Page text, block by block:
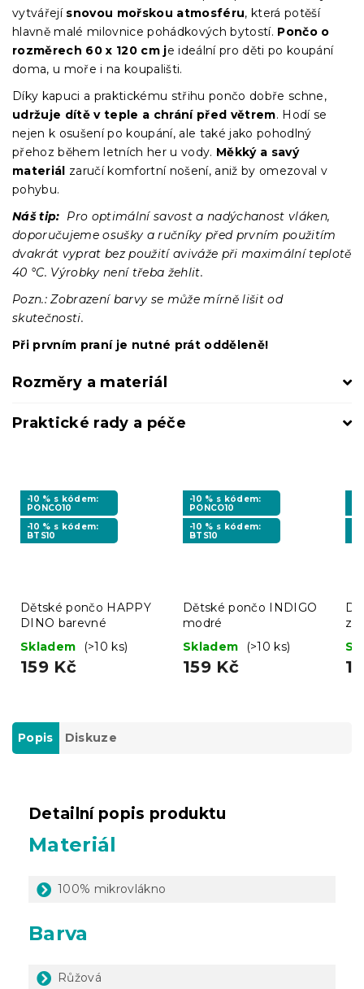
vytvářejí snovou mořskou atmosféru, která potěší
hlavně malé milovnice pohádkových bytostí. Pončo o
rozměrech 60 x 120 cm je ideální pro děti po koupání
doma, u moře i na koupališti.
Díky kapuci a praktickému střihu pončo dobře schne,
udržuje dítě v teple a chrání před větrem. Hodí se
nejen k osušení po koupání, ale také jako pohodlný
přehoz během letních her u vody. Měkký a savý
materiál zaručí komfortní nošení, aniž by omezoval v
pohybu.
Náš tip: Pro optimální savost a nadýchanost vláken,
doporučujeme osušky a ručníky před prvním použitím
dvakrát vyprat bez použití aviváže při maximální teplotě
40 °C. Výrobky není třeba žehlit.
Pozn.: Zobrazení barvy se může mírně lišit od
skutečnosti.
Při prvním praní je nutné prát odděleně!
Rozměry a materiál
Praktické rady a péče
-10 % s kódem:
PONCO10
-10 % s kódem:
BTS10
Dětské pončo HAPPY
DINO barevné
Skladem
(>10 ks)
159 Kč
-10 % s kódem:
PONCO10
-10 % s kódem:
BTS10
Dětské pončo INDIGO
modré
Skladem
(>10 ks)
159 Kč
Popis Diskuze
Detailní popis produktu
Materiál
100% mikrovlákno
Barva
Růžová